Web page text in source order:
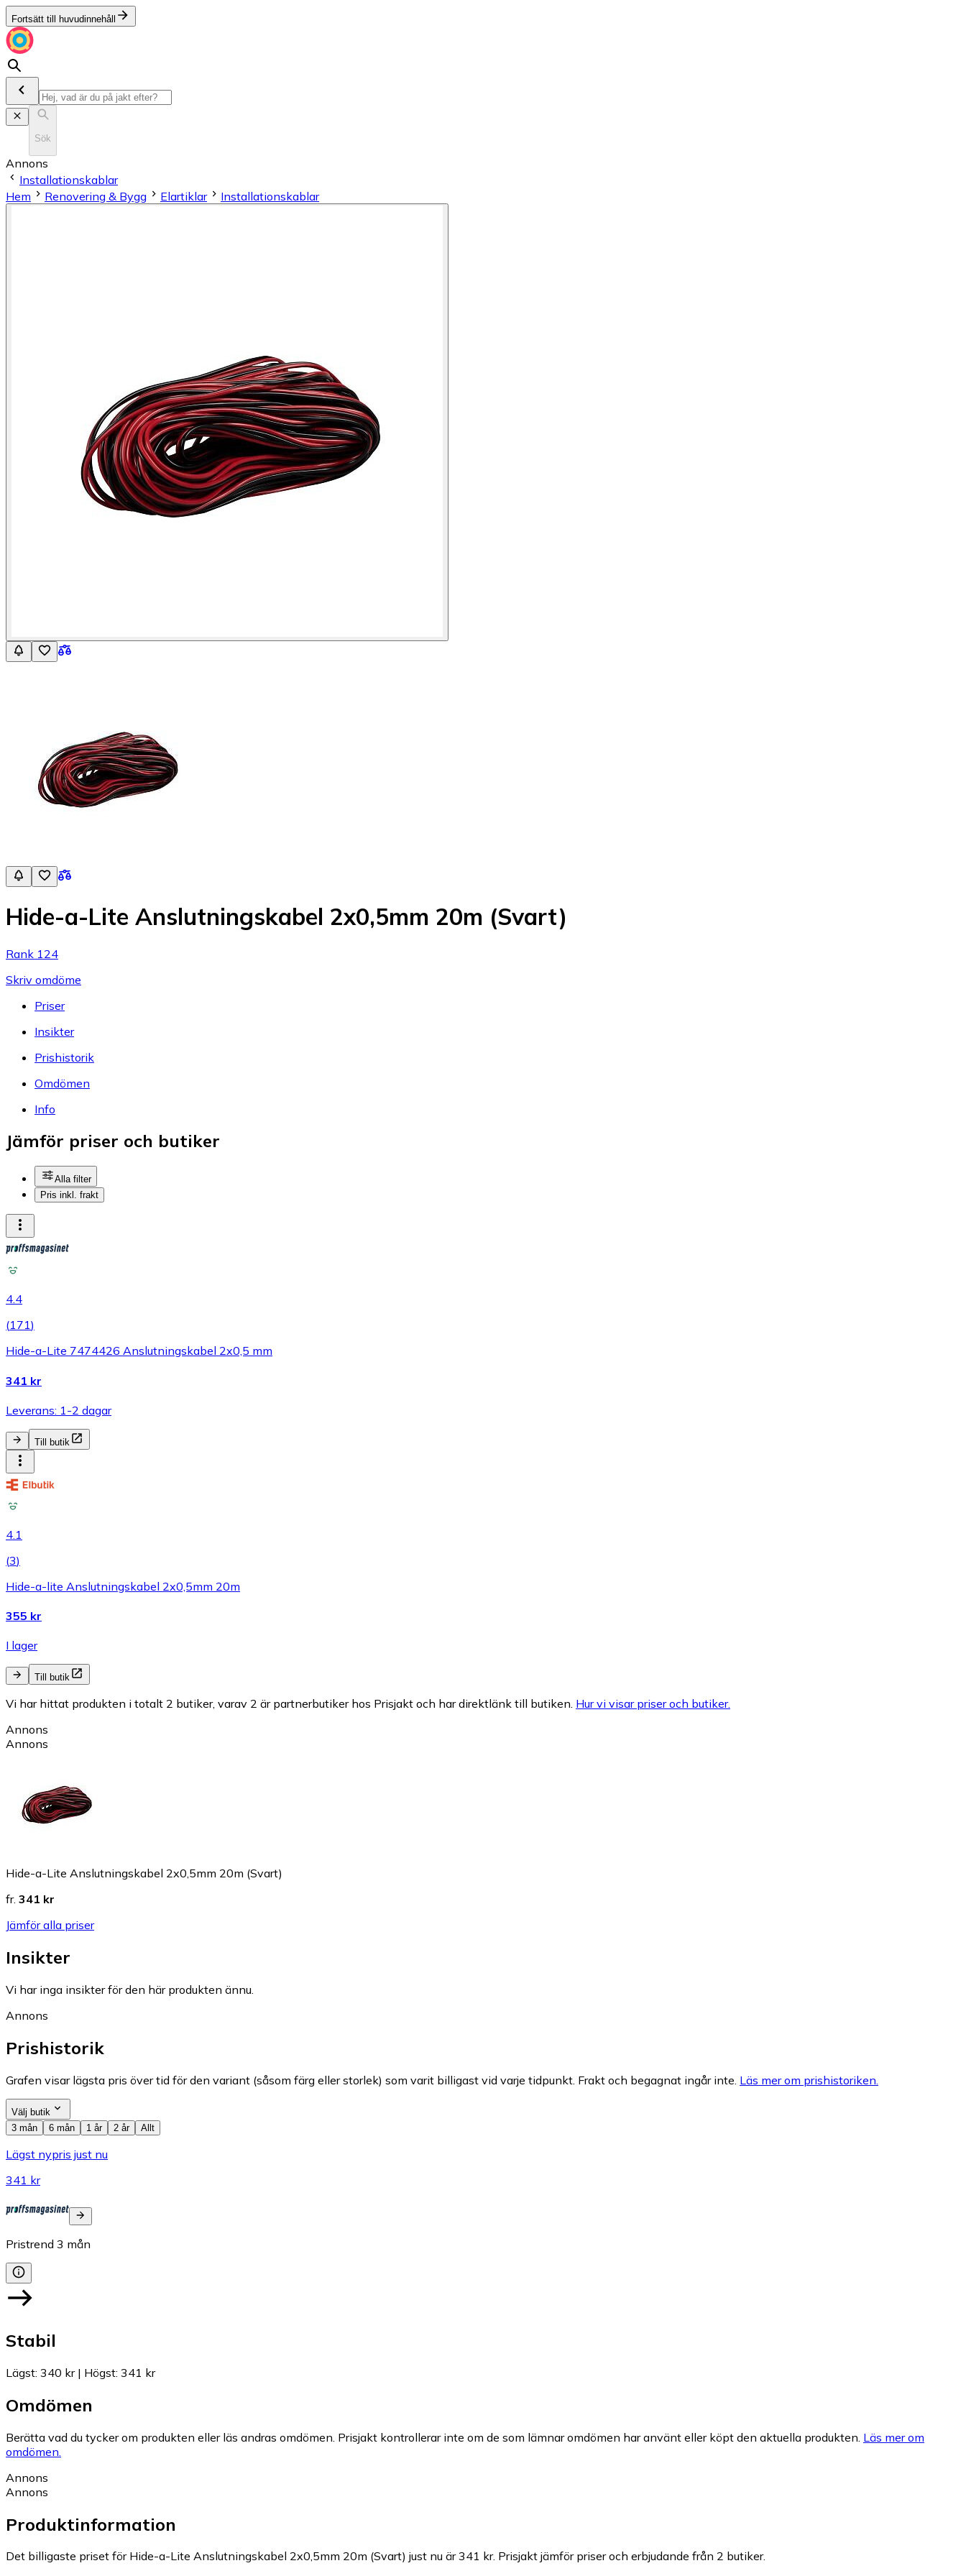
Fortsätt till huvudinnehåll
Sök
Annons
Installationskablar
Hem
Renovering & Bygg Elartiklar Installationskablar
Hide-a-Lite Anslutningskabel 2x0,5mm 20m (Svart)
Rank 124
Skriv omdöme
Priser
Insikter
Prishistorik
Omdömen
Info
Jämför priser och butiker
Alla filter
Pris inkl. frakt
4.4
(171)
Hide-a-Lite 7474426 Anslutningskabel 2x0,5 mm
341 kr
Leverans: 1-2 dagar
Till butik
4.1
(3)
Hide-a-lite Anslutningskabel 2x0,5mm 20m
355 kr
I lager
Till butik
Vi har hittat produkten i totalt 2 butiker, varav 2 är partnerbutiker hos Prisjakt och har direktlänk till butiken. Hur vi visar priser och butiker.
Annons
Annons
Hide-a-Lite Anslutningskabel 2x0,5mm 20m (Svart)
fr. 341 kr
Jämför alla priser
Insikter
Vi har inga insikter för den här produkten ännu.
Annons
Prishistorik
Grafen visar lägsta pris över tid för den variant (såsom färg eller storlek) som varit billigast vid varje tidpunkt. Frakt och begagnat ingår inte. Läs mer om prishistoriken.
Välj butik
3 mån
6 mån 1 år 2 år Allt
Lägst nypris just nu
341 kr
Pristrend 3 mån
Stabil
Lägst: 340 kr| Högst: 341 kr
Omdömen
Berätta vad du tycker om produkten eller läs andras omdömen. Prisjakt kontrollerar inte om de som lämnar omdömen har använt eller köpt den aktuella produkten. Läs mer om
omdömen.
Annons
Annons
Produktinformation
Det billigaste priset för Hide-a-Lite Anslutningskabel 2x0,5mm 20m (Svart) just nu är 341 kr. Prisjakt jämför priser och erbjudande från 2 butiker.